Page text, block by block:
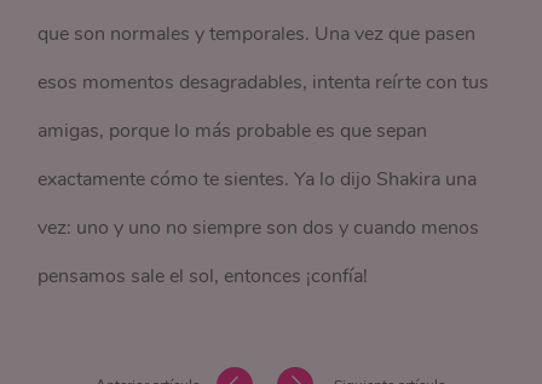
que son normales y temporales. Una vez que pasen
esos momentos desagradables, intenta reírte con tus
amigas, porque lo más probable es que sepan
exactamente cómo te sientes. Ya lo dijo Shakira una
vez: uno y uno no siempre son dos y cuando menos
pensamos sale el sol, entonces ¡confía!